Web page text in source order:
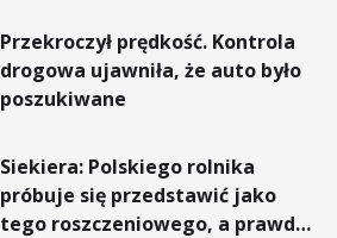
Przekroczył prędkość. Kontrola
drogowa ujawniła, że auto było
poszukiwane
Siekiera: Polskiego rolnika
próbuje się przedstawić jako
tego roszczeniowego, a prawda